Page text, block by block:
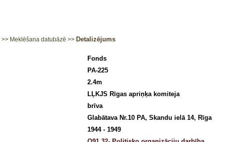
>> Meklēšana datubāzē >> Detalizējums
Fonds
PA-225
2.4m
LĻKJS Rīgas apriņķa komiteja
brīva
Glabātava Nr.10 PA, Skandu ielā 14, Rīga
1944 - 1949